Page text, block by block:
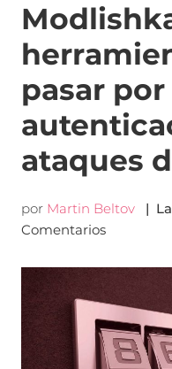
pasar
ataques
por Martin Beltov |
Comentarios